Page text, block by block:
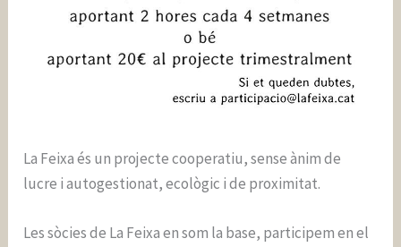
La Feixa és un projecte cooperatiu, sense ànim de
lucre i autogestionat, ecològic i de proximitat.
Les sòcies de La Feixa en som la base, participem en el